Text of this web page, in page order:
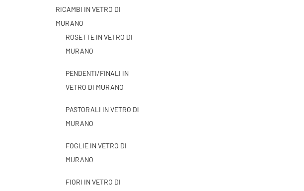
RICAMBI IN VETRO DI
MURANO
ROSETTE IN VETRO DI
MURANO
PENDENTI/FINALI IN
VETRO DI MURANO
PASTORALI IN VETRO DI
MURANO
FOGLIE IN VETRO DI
MURANO
FIORI IN VETRO DI